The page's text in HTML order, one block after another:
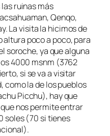
ruinas más
Qenqo,
La visita la hicimos de
poco a poco, para
soroche, ya que alguna
4000 msnm (3762
si se va a visitar
como la de los pueblos
Picchu), hay que
nos permite entrar
soles (70 si tienes